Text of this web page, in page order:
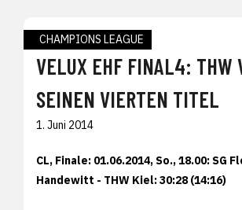
CHAMPIONS LEAGUE
VELUX EHF FINAL4: THW
SEINEN VIERTEN TITEL
1. Juni 2014
CL, Finale: 01.06.2014, So., 18.00: SG
Handewitt - THW Kiel: 30:28 (14:16)